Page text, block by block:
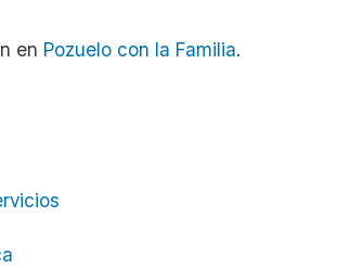
en Pozuelo con la Familia.